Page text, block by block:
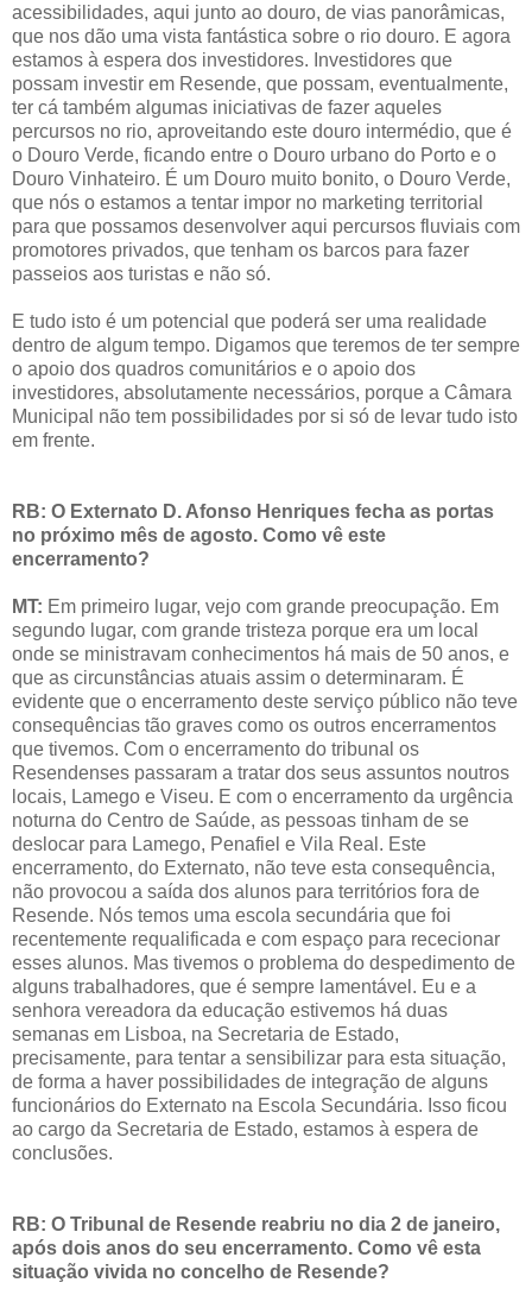
acessibilidades, aqui junto ao douro, de vias panorâmicas,
que nos dão uma vista fantástica sobre o rio douro. E agora
estamos à espera dos investidores. Investidores que
possam investir em Resende, que possam, eventualmente,
ter cá também algumas iniciativas de fazer aqueles
percursos no rio, aproveitando este douro intermédio, que é
o Douro Verde, ficando entre o Douro urbano do Porto e o
Douro Vinhateiro. É um Douro muito bonito, o Douro Verde,
que nós o estamos a tentar impor no marketing territorial
para que possamos desenvolver aqui percursos fluviais com
promotores privados, que tenham os barcos para fazer
passeios aos turistas e não só.
E tudo isto é um potencial que poderá ser uma realidade
dentro de algum tempo. Digamos que teremos de ter sempre
o apoio dos quadros comunitários e o apoio dos
investidores, absolutamente necessários, porque a Câmara
Municipal não tem possibilidades por si só de levar tudo isto
em frente.
RB: O Externato D. Afonso Henriques fecha as portas
no próximo mês de agosto. Como vê este
encerramento?
MT: Em primeiro lugar, vejo com grande preocupação. Em
segundo lugar, com grande tristeza porque era um local
onde se ministravam conhecimentos há mais de 50 anos, e
que as circunstâncias atuais assim o determinaram. É
evidente que o encerramento deste serviço público não teve
consequências tão graves como os outros encerramentos
que tivemos. Com o encerramento do tribunal os
Resendenses passaram a tratar dos seus assuntos noutros
locais, Lamego e Viseu. E com o encerramento da urgência
noturna do Centro de Saúde, as pessoas tinham de se
deslocar para Lamego, Penafiel e Vila Real. Este
encerramento, do Externato, não teve esta consequência,
não provocou a saída dos alunos para territórios fora de
Resende. Nós temos uma escola secundária que foi
recentemente requalificada e com espaço para rececionar
esses alunos. Mas tivemos o problema do despedimento de
alguns trabalhadores, que é sempre lamentável. Eu e a
senhora vereadora da educação estivemos há duas
semanas em Lisboa, na Secretaria de Estado,
precisamente, para tentar a sensibilizar para esta situação,
de forma a haver possibilidades de integração de alguns
funcionários do Externato na Escola Secundária. Isso ficou
ao cargo da Secretaria de Estado, estamos à espera de
conclusões.
RB: O Tribunal de Resende reabriu no dia 2 de janeiro,
após dois anos do seu encerramento. Como vê esta
situação vivida no concelho de Resende?